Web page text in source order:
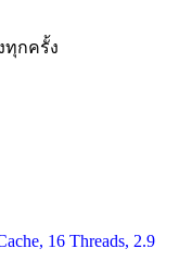
ทุกครั้ง
16 Threads, 2.9